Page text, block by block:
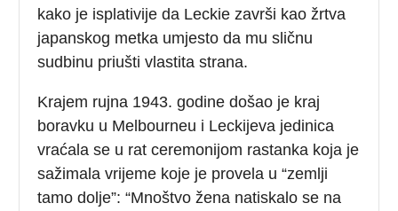
kako je isplativije da Leckie završi kao žrtva
japanskog metka umjesto da mu sličnu
sudbinu priušti vlastita strana.
Krajem rujna 1943. godine došao je kraj
boravku u Melbourneu i Leckijeva jedinica
vraćala se u rat ceremonijom rastanka koja je
sažimala vrijeme koje je provela u “zemlji
tamo dolje”: “Mnoštvo žena natiskalo se na